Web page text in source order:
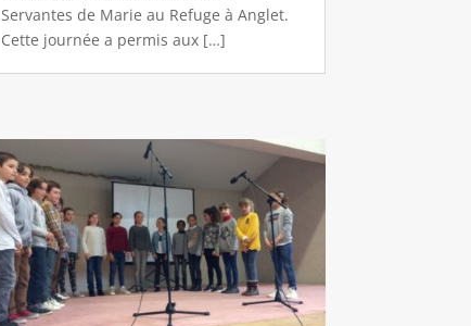
Servantes de Marie au Refuge à Anglet.
Cette journée a permis aux […]